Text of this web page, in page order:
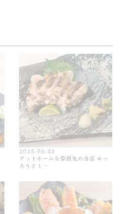
2025.06.23
アットホームな雰囲気の当店 ゆっ
たりとし…